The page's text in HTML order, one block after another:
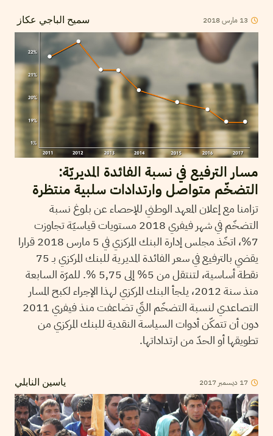
سميح الباجي عكاز 13 مارس2018
مسار الترفيع في نسبة الفائدة المديريّة:
التضخّم متواصل وارتدادات سلبية منتظرة
تزامنا مع إعلان المعهد الوطني للإحصاء عن بلوغ نسبة
التضخّم في شهر فيفري 2018 مستويات قياسيّة تجاوزت
7%، اتخّذ مجلس إدارة البنك المركزي في 5 مارس 2018 قرارا
يقضي بالترفيع في سعر الفائدة المديرية للبنك المركزي بـ 75
نقطة أساسية، لتنتقل من 5% إلى 5,75 %. للمرّة السابعة
منذ سنة 2012، يلجأ البنك المركزي لهذا الإجراء لكبح المسار
التصاعدي لنسبة التضخّم التّي تضاعفت منذ فيفري 2011
دون أن تتمكّن أدوات السياسة النقدية للبنك المركزي من
تطويقها أو الحدّ من ارتداداتها.
ياسين النابلي 17 ديسمبر 2017